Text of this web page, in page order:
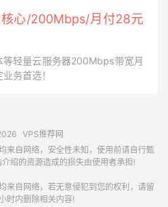
心/200Mbps/月付28元
轻量云服务器200Mbps带宽月
务首选！
VPS推荐网
来自网络，安全性未知，使用前请自行甄
绍的资源造成的损失由使用者承担!
来自网络，若无意侵犯到您的权利，请留
时内删除相关内容!